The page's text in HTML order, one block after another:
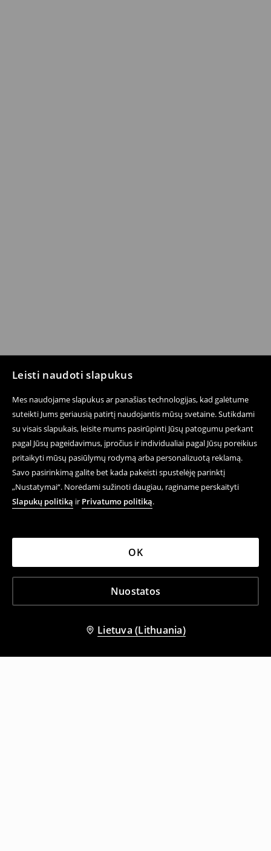
Leisti naudoti slapukus
Mes naudojame slapukus ar panašias technologijas, kad galėtume
suteikti Jums geriausią patirtį naudojantis mūsų svetaine. Sutikdami
su visais slapukais, leisite mums pasirūpinti Jūsų patogumu perkant
pagal Jūsų pageidavimus, įpročius ir individualiai pagal Jūsų poreikius
pritaikyti mūsų pasiūlymų rodymą arba personalizuotą reklamą.
Savo pasirinkimą galite bet kada pakeisti spustelėję parinktį
„Nustatymai“. Norėdami sužinoti daugiau, raginame perskaityti
Slapukų politiką ir Privatumo politiką.
Nuostatos
OK
Lietuva (Lithuania)